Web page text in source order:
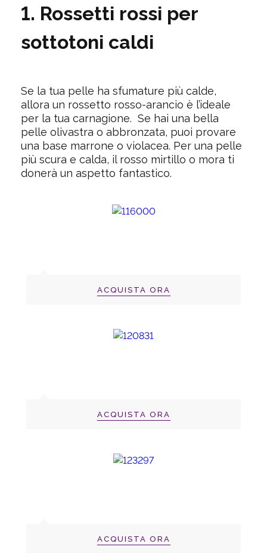
1. Rossetti rossi per
sottotoni caldi
Se la tua pelle ha sfumature più calde,
allora un rossetto rosso-arancio è l’ideale
per la tua carnagione. Se hai una bella
pelle olivastra o abbronzata, puoi provare
una base marrone o violacea. Per una pelle
più scura e calda, il rosso mirtillo o mora ti
donerà un aspetto fantastico.
ACQUISTA ORA
ACQUISTA ORA
ACQUISTA ORA